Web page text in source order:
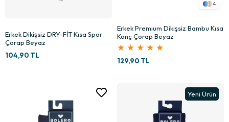
Erkek Dikişsiz DRY-FİT Kısa Spor
Çorap Beyaz
104,90 TL
4
Erkek Premium Dikişsiz Bambu Kısa
Konç Çorap Beyaz
★ ★ ★ ★ ★
129,90 TL
Yeni Ürün